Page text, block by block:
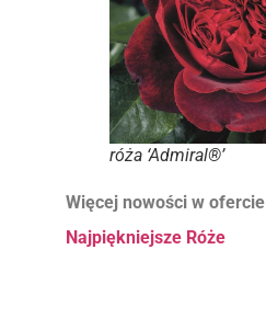
róża ‘Admiral®’
Więcej nowości w ofercie
Najpiękniejsze Róże